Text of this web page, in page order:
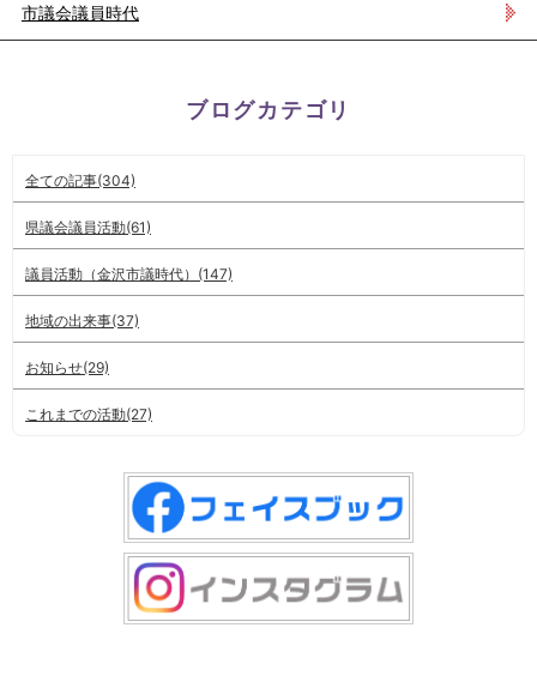
市議会議員時代
ブログカテゴリ
全ての記事(304)
県議会議員活動(61)
議員活動（金沢市議時代）(147)
地域の出来事(37)
お知らせ(29)
これまでの活動(27)